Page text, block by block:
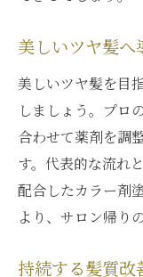
美しいツヤ髪へ
美しいツヤ髪を目
しましょう。プロ
合わせて薬剤を調
す。代表的な流れ
配合したカラー剤
より、サロン帰り
持続する髪質改